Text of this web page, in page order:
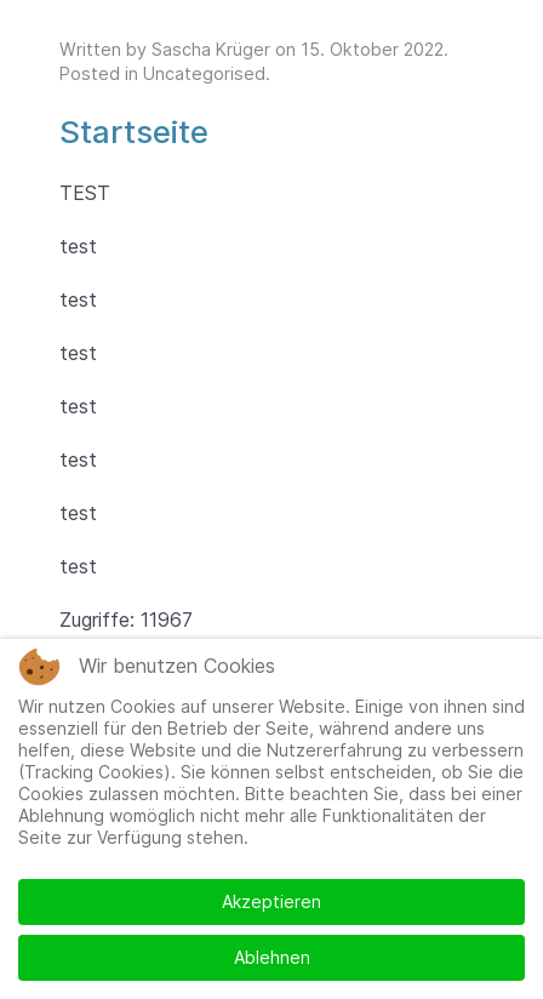
Written by Sascha Krüger on 15. Oktober 2022.
Posted in Uncategorised.
Startseite
TEST
test
test
test
test
test
test
test
Zugriffe: 11967
Benutzeranmeldung
Angemeldet bleiben
Wir benutzen Cookies
Wir nutzen Cookies auf unserer Website. Einige von ihnen sind
essenziell für den Betrieb der Seite, während andere uns
helfen, diese Website und die Nutzererfahrung zu verbessern
(Tracking Cookies). Sie können selbst entscheiden, ob Sie die
Cookies zulassen möchten. Bitte beachten Sie, dass bei einer
Ablehnung womöglich nicht mehr alle Funktionalitäten der
Seite zur Verfügung stehen.
Akzeptieren
Ablehnen